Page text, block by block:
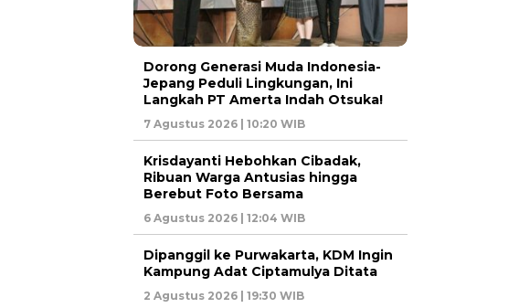
Dorong Generasi Muda Indonesia-
Jepang Peduli Lingkungan, Ini
Langkah PT Amerta Indah Otsuka!
7 Agustus 2026 | 10:20 WIB
Krisdayanti Hebohkan Cibadak,
Ribuan Warga Antusias hingga
Berebut Foto Bersama
6 Agustus 2026 | 12:04 WIB
Dipanggil ke Purwakarta, KDM Ingin
Kampung Adat Ciptamulya Ditata
2 Agustus 2026 | 19:30 WIB